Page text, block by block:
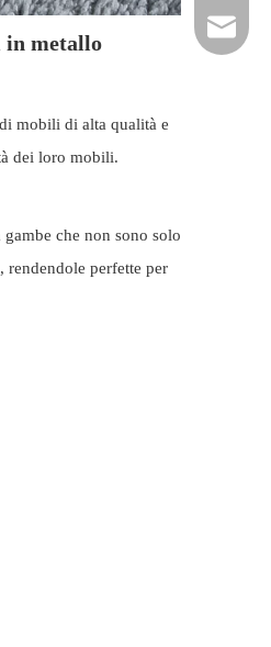
in metallo
mobili di alta qualità e
dei loro mobili.
che non sono solo
perfette per